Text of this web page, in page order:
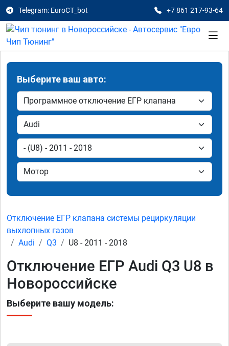
Telegram: EuroCT_bot +7 861 217-93-64
Выберите ваш авто:
Отключение ЕГР клапана системы рециркуляции
выхлопных газов
Audi
Q3 U8 - 2011 - 2018
Отключение ЕГР Audi Q3 U8 в
Новороссийске
Выберите вашу модель: